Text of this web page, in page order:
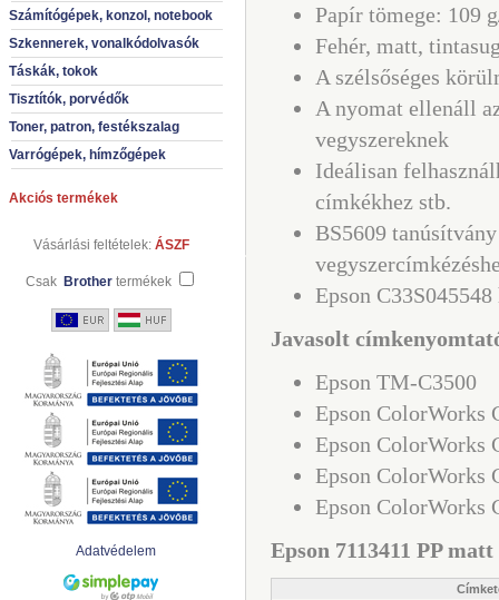
Számítógépek, konzol, notebook
Szkennerek, vonalkódolvasók
Táskák, tokok
Tisztítók, porvédők
Toner, patron, festékszalag
Varrógépek, hímzőgépek
Akciós termékek
Vásárlási feltételek: ÁSZF
Csak Brother termékek
Adatvédelem
Papír tömege: 109
Fehér, matt,
A szélsőséges
A nyomat ellenáll
vegyszereknek
Ideálisan
címkékhez stb.
BS5609
Epson
Javasolt
Epson TM-C3500
Epson ColorWorks
Epson ColorWorks
Epson ColorWorks
Epson ColorWorks
Epson 7113411 PP